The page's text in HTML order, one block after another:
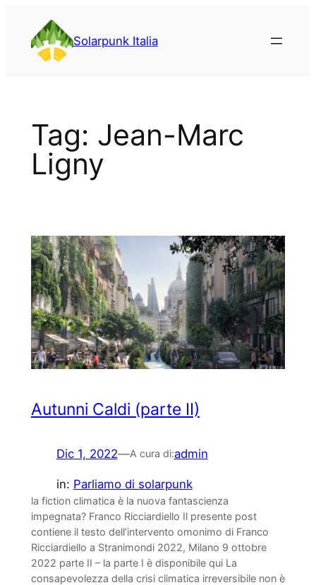
contenuto
Solarpunk Italia
Tag: Jean-Marc
Ligny
Autunni Caldi (parte II)
Dic 1, 2022—A cura di:admin
in: Parliamo di solarpunk
la fiction climatica è la nuova fantascienza
impegnata? Franco Ricciardiello Il presente post
contiene il testo dell’intervento omonimo di Franco
Ricciardiello a Stranimondi 2022, Milano 9 ottobre
2022 parte II – la parte I è disponibile qui La
consapevolezza della crisi climatica irreversibile non è